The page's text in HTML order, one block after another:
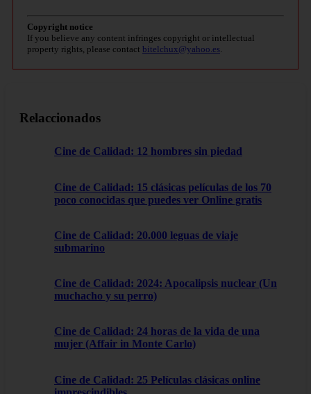
Copyright notice
If you believe any content infringes copyright or intellectual
property rights, please contact bitelchux@yahoo.es
Relaccionados
Cine de Calidad: 12 hombres sin piedad
Cine de Calidad: 15 clásicas películas de los 70
poco conocidas que puedes ver Online gratis
Cine de Calidad: 20.000 leguas de viaje
submarino
Cine de Calidad: 2024: Apocalipsis nuclear (Un
muchacho y su perro)
Cine de Calidad: 24 horas de la vida de una
mujer (Affair in Monte Carlo)
Cine de Calidad: 25 Películas clásicas online